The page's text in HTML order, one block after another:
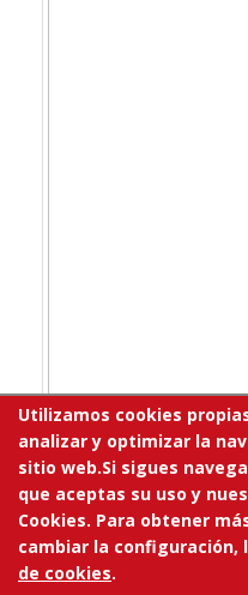
Utilizamos cookies
analizar y optimizar la
sitio web.Si sigues
que aceptas su uso y
Cookies. Para obtener
cambiar la configuración,
de cookies.